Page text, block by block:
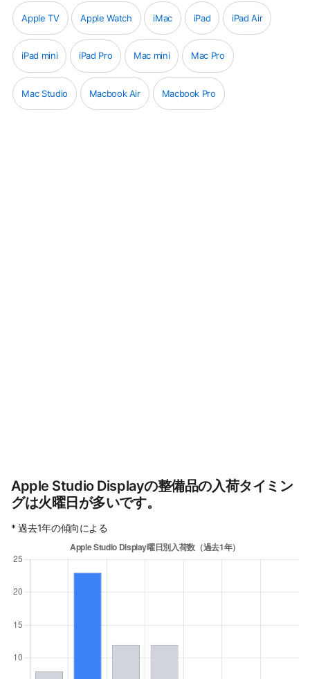
Apple TV Apple Watch iMac iPad iPad Air
iPad mini iPad Pro Mac mini Mac Pro
Mac Studio Macbook Air Macbook Pro
Apple Studio Displayの整備品の入荷タイミン
グは火曜日が多いです。
* 過去1年の傾向による